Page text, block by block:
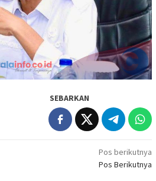
SEBARKAN
Pos berikutnya
Pos Berikutnya